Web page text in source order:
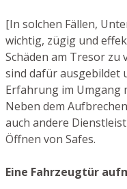
[In solchen Fällen,
wichtig, zügig und
Schäden am Tresor
sind dafür ausgebildet
Erfahrung im Umgang
Neben dem
auch andere
Öffnen von Safes.
Eine Fahrzeugtür